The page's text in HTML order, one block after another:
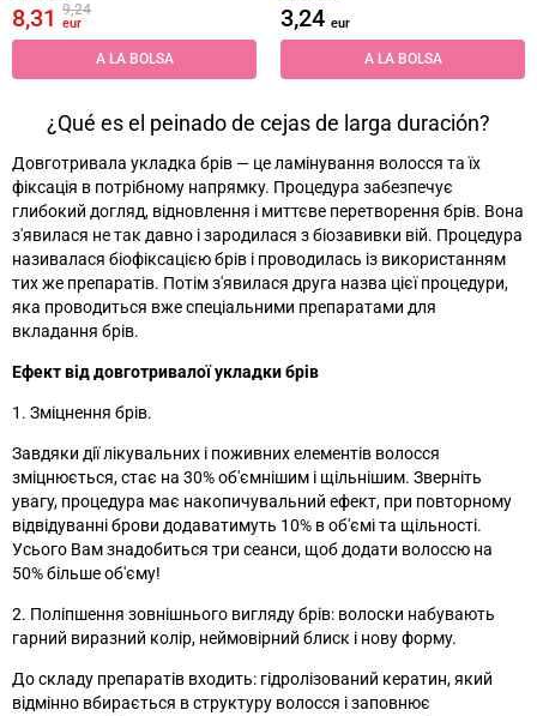
8,31 9,24
eur
A LA BOLSA
3,24 eur
A LA BOLSA
¿Qué es el peinado de cejas de larga duración?
Довготривала укладка брів — це ламінування волосся та їх
фіксація в потрібному напрямку. Процедура забезпечує
глибокий догляд, відновлення і миттєве перетворення брів. Вона
з'явилася не так давно і зародилася з біозавивки вій. Процедура
називалася біофіксацією брів і проводилась із використанням
тих же препаратів. Потім з'явилася друга назва цієї процедури,
яка проводиться вже спеціальними препаратами для
вкладання брів.
Ефект від довготривалої укладки брів
1. Зміцнення брів.
Завдяки дії лікувальних і поживних елементів волосся
зміцнюється, стає на 30% об'ємнішим і щільнішим. Зверніть
увагу, процедура має накопичувальний ефект, при повторному
відвідуванні брови додаватимуть 10% в об'ємі та щільності.
Усього Вам знадобиться три сеанси, щоб додати волоссю на
50% більше об'єму!
2. Поліпшення зовнішнього вигляду брів: волоски набувають
гарний виразний колір, неймовірний блиск і нову форму.
До складу препаратів входить: гідролізований кератин, який
відмінно вбирається в структуру волосся і заповнює